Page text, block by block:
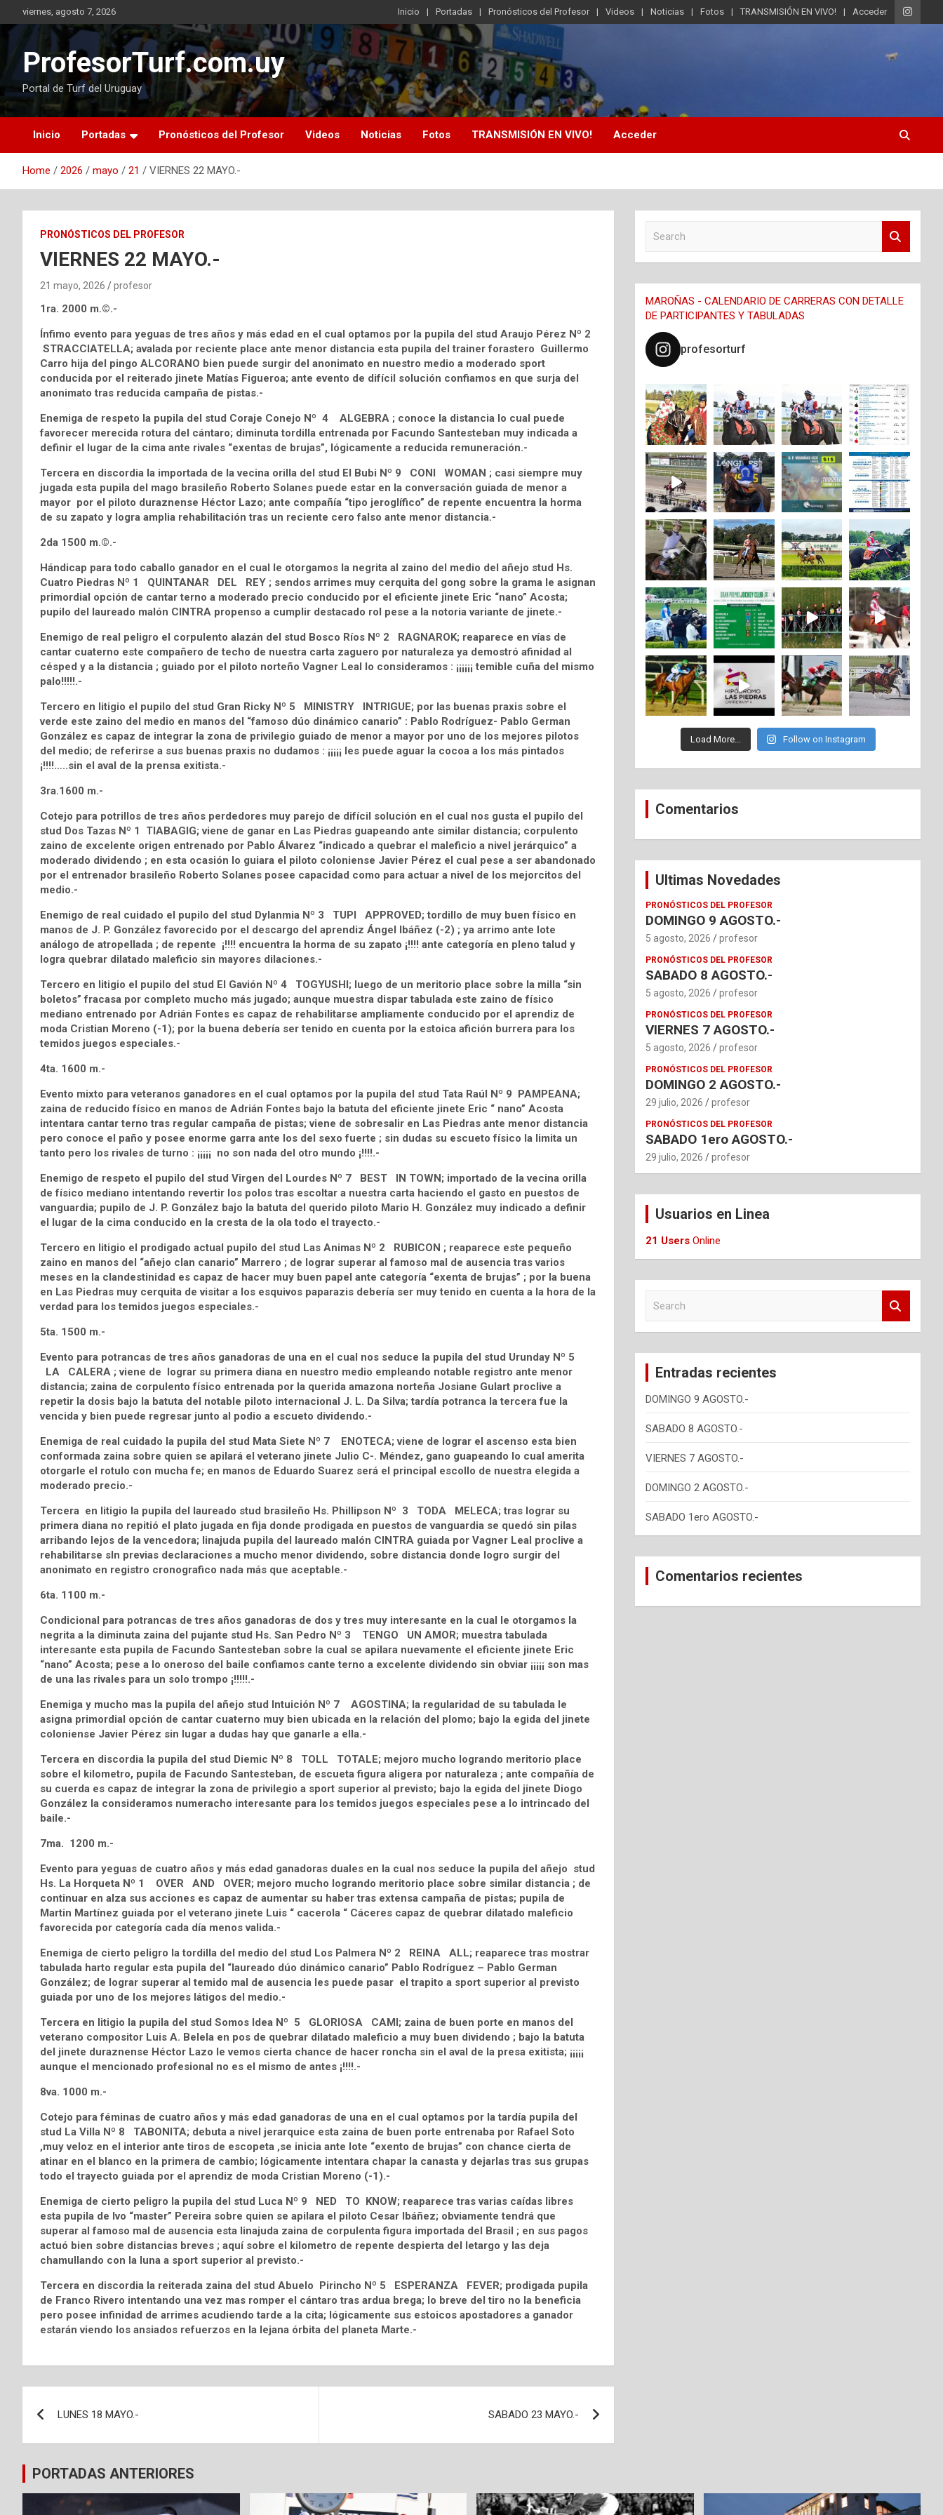
to
content
viernes, agosto 7, 2026 Inicio Portadas Pronósticos del Profesor Videos Noticias Fotos TRANSMISIÓN EN VIVO! Acceder
ProfesorTurf.com.uy
Portal de Turf del Uruguay
Inicio Portadas Pronósticos del Profesor Videos Noticias Fotos TRANSMISIÓN EN VIVO! Acceder
Home 2026 mayo 21 VIERNES 22 MAYO.-
PRONÓSTICOS DEL PROFESOR
VIERNES 22 MAYO.-
21 mayo, 2026 profesor
1ra. 2000 m.©.-
Ínfimo evento para yeguas de tres años y más edad en el cual optamos por la pupila del stud Araujo Pérez Nº 2
STRACCIATELLA; avalada por reciente place ante menor distancia esta pupila del trainer forastero Guillermo
Carro hija del pingo ALCORANO bien puede surgir del anonimato en nuestro medio a moderado sport
conducida por el reiterado jinete Matías Figueroa; ante evento de difícil solución confiamos en que surja del
anonimato tras reducida campaña de pistas.-
Enemiga de respeto la pupila del stud Coraje Conejo Nº 4 ALGEBRA ; conoce la distancia lo cual puede
favorecer merecida rotura del cántaro; diminuta tordilla entrenada por Facundo Santesteban muy indicada a
definir el lugar de la cima ante rivales “exentas de brujas”, lógicamente a reducida remuneración.-
Tercera en discordia la importada de la vecina orilla del stud El Bubi Nº 9 CONI WOMAN ; casi siempre muy
jugada esta pupila del mago brasileño Roberto Solanes puede estar en la conversación guiada de menor a
mayor por el piloto duraznense Héctor Lazo; ante compañía “tipo jeroglífico” de repente encuentra la horma
de su zapato y logra amplia rehabilitación tras un reciente cero falso ante menor distancia.-
2da 1500 m.©.-
Hándicap para todo caballo ganador en el cual le otorgamos la negrita al zaino del medio del añejo stud Hs.
Cuatro Piedras Nº 1 QUINTANAR DEL REY ; sendos arrimes muy cerquita del gong sobre la grama le asignan
primordial opción de cantar terno a moderado precio conducido por el eficiente jinete Eric “nano” Acosta;
pupilo del laureado malón CINTRA propenso a cumplir destacado rol pese a la notoria variante de jinete.-
Enemigo de real peligro el corpulento alazán del stud Bosco Ríos Nº 2 RAGNAROK; reaparece en vías de
cantar cuaterno este compañero de techo de nuestra carta zaguero por naturaleza ya demostró afinidad al
césped y a la distancia ; guiado por el piloto norteño Vagner Leal lo consideramos : ¡¡¡¡¡¡ temible cuña del mismo
palo!!!!!.-
Tercero en litigio el pupilo del stud Gran Ricky Nº 5 MINISTRY INTRIGUE; por las buenas praxis sobre el
verde este zaino del medio en manos del “famoso dúo dinámico canario” : Pablo Rodríguez- Pablo German
González es capaz de integrar la zona de privilegio guiado de menor a mayor por uno de los mejores pilotos
del medio; de referirse a sus buenas praxis no dudamos : ¡¡¡¡¡ les puede aguar la cocoa a los más pintados
¡!!!!…..sin el aval de la prensa exitista.-
3ra.1600 m.-
Cotejo para potrillos de tres años perdedores muy parejo de difícil solución en el cual nos gusta el pupilo del
stud Dos Tazas Nº 1 TIABAGIG; viene de ganar en Las Piedras guapeando ante similar distancia; corpulento
zaino de excelente origen entrenado por Pablo Álvarez “indicado a quebrar el maleficio a nivel jerárquico” a
moderado dividendo ; en esta ocasión lo guiara el piloto coloniense Javier Pérez el cual pese a ser abandonado
por el entrenador brasileño Roberto Solanes posee capacidad como para actuar a nivel de los mejorcitos del
medio.-
Enemigo de real cuidado el pupilo del stud Dylanmia Nº 3 TUPI APPROVED; tordillo de muy buen físico en
manos de J. P. González favorecido por el descargo del aprendiz Ángel Ibáñez (-2) ; ya arrimo ante lote
análogo de atropellada ; de repente ¡!!!! encuentra la horma de su zapato ¡!!!! ante categoría en pleno talud y
logra quebrar dilatado maleficio sin mayores dilaciones.-
Tercero en litigio el pupilo del stud El Gavión Nº 4 TOGYUSHI; luego de un meritorio place sobre la milla “sin
boletos” fracasa por completo mucho más jugado; aunque muestra dispar tabulada este zaino de físico
mediano entrenado por Adrián Fontes es capaz de rehabilitarse ampliamente conducido por el aprendiz de
moda Cristian Moreno (-1); por la buena debería ser tenido en cuenta por la estoica afición burrera para los
temidos juegos especiales.-
4ta. 1600 m.-
Evento mixto para veteranos ganadores en el cual optamos por la pupila del stud Tata Raúl Nº 9 PAMPEANA;
zaina de reducido físico en manos de Adrián Fontes bajo la batuta del eficiente jinete Eric “ nano” Acosta
intentara cantar terno tras regular campaña de pistas; viene de sobresalir en Las Piedras ante menor distancia
pero conoce el paño y posee enorme garra ante los del sexo fuerte ; sin dudas su escueto físico la limita un
tanto pero los rivales de turno : ¡¡¡¡¡ no son nada del otro mundo ¡!!!!.-
Enemigo de respeto el pupilo del stud Virgen del Lourdes Nº 7 BEST IN TOWN; importado de la vecina orilla
de físico mediano intentando revertir los polos tras escoltar a nuestra carta haciendo el gasto en puestos de
vanguardia; pupilo de J. P. González bajo la batuta del querido piloto Mario H. González muy indicado a definir
el lugar de la cima conducido en la cresta de la ola todo el trayecto.-
Tercero en litigio el prodigado actual pupilo del stud Las Animas Nº 2 RUBICON ; reaparece este pequeño
zaino en manos del “añejo clan canario” Marrero ; de lograr superar al famoso mal de ausencia tras varios
meses en la clandestinidad es capaz de hacer muy buen papel ante categoría “exenta de brujas” ; por la buena
en Las Piedras muy cerquita de visitar a los esquivos paparazis debería ser muy tenido en cuenta a la hora de la
verdad para los temidos juegos especiales.-
5ta. 1500 m.-
Evento para potrancas de tres años ganadoras de una en el cual nos seduce la pupila del stud Urunday Nº 5
LA CALERA ; viene de lograr su primera diana en nuestro medio empleando notable registro ante menor
distancia; zaina de corpulento físico entrenada por la querida amazona norteña Josiane Gulart proclive a
repetir la dosis bajo la batuta del notable piloto internacional J. L. Da Silva; tardía potranca la tercera fue la
vencida y bien puede regresar junto al podio a escueto dividendo.-
Enemiga de real cuidado la pupila del stud Mata Siete Nº 7 ENOTECA; viene de lograr el ascenso esta bien
conformada zaina sobre quien se apilará el veterano jinete Julio C-. Méndez, gano guapeando lo cual amerita
otorgarle el rotulo con mucha fe; en manos de Eduardo Suarez será el principal escollo de nuestra elegida a
moderado precio.-
Tercera en litigio la pupila del laureado stud brasileño Hs. Phillipson Nº 3 TODA MELECA; tras lograr su
primera diana no repitió el plato jugada en fija donde prodigada en puestos de vanguardia se quedó sin pilas
arribando lejos de la vencedora; linajuda pupila del laureado malón CINTRA guiada por Vagner Leal proclive a
rehabilitarse sIn previas declaraciones a mucho menor dividendo, sobre distancia donde logro surgir del
anonimato en registro cronografico nada más que aceptable.-
6ta. 1100 m.-
Condicional para potrancas de tres años ganadoras de dos y tres muy interesante en la cual le otorgamos la
negrita a la diminuta zaina del pujante stud Hs. San Pedro Nº 3 TENGO UN AMOR; muestra tabulada
interesante esta pupila de Facundo Santesteban sobre la cual se apilara nuevamente el eficiente jinete Eric
“nano” Acosta; pese a lo oneroso del baile confiamos cante terno a excelente dividendo sin obviar ¡¡¡¡¡ son mas
de una las rivales para un solo trompo ¡!!!!!.-
Enemiga y mucho mas la pupila del añejo stud Intuición Nº 7 AGOSTINA; la regularidad de su tabulada le
asigna primordial opción de cantar cuaterno muy bien ubicada en la relación del plomo; bajo la egida del jinete
coloniense Javier Pérez sin lugar a dudas hay que ganarle a ella.-
Tercera en discordia la pupila del stud Diemic Nº 8 TOLL TOTALE; mejoro mucho logrando meritorio place
sobre el kilometro, pupila de Facundo Santesteban, de escueta figura aligera por naturaleza ; ante compañía de
su cuerda es capaz de integrar la zona de privilegio a sport superior al previsto; bajo la egida del jinete Diogo
González la consideramos numeracho interesante para los temidos juegos especiales pese a lo intrincado del
baile.-
7ma. 1200 m.-
Evento para yeguas de cuatro años y más edad ganadoras duales en la cual nos seduce la pupila del añejo stud
Hs. La Horqueta Nº 1 OVER AND OVER; mejoro mucho logrando meritorio place sobre similar distancia ; de
continuar en alza sus acciones es capaz de aumentar su haber tras extensa campaña de pistas; pupila de
Martin Martínez guiada por el veterano jinete Luis “ cacerola “ Cáceres capaz de quebrar dilatado maleficio
favorecida por categoría cada día menos valida.-
Enemiga de cierto peligro la tordilla del medio del stud Los Palmera Nº 2 REINA ALL; reaparece tras mostrar
tabulada harto regular esta pupila del “laureado dúo dinámico canario” Pablo Rodríguez – Pablo German
González; de lograr superar al temido mal de ausencia les puede pasar el trapito a sport superior al previsto
guiada por uno de los mejores látigos del medio.-
Tercera en litigio la pupila del stud Somos Idea Nº 5 GLORIOSA CAMI; zaina de buen porte en manos del
veterano compositor Luis A. Belela en pos de quebrar dilatado maleficio a muy buen dividendo ; bajo la batuta
del jinete duraznense Héctor Lazo le vemos cierta chance de hacer roncha sin el aval de la presa exitista; ¡¡¡¡¡
aunque el mencionado profesional no es el mismo de antes ¡!!!!.-
8va. 1000 m.-
Cotejo para féminas de cuatro años y más edad ganadoras de una en el cual optamos por la tardía pupila del
stud La Villa Nº 8 TABONITA; debuta a nivel jerarquice esta zaina de buen porte entrenaba por Rafael Soto
,muy veloz en el interior ante tiros de escopeta ,se inicia ante lote “exento de brujas” con chance cierta de
atinar en el blanco en la primera de cambio; lógicamente intentara chapar la canasta y dejarlas tras sus grupas
todo el trayecto guiada por el aprendiz de moda Cristian Moreno (-1).-
Enemiga de cierto peligro la pupila del stud Luca Nº 9 NED TO KNOW; reaparece tras varias caídas libres
esta pupila de Ivo “master” Pereira sobre quien se apilara el piloto Cesar Ibáñez; obviamente tendrá que
superar al famoso mal de ausencia esta linajuda zaina de corpulenta figura importada del Brasil ; en sus pagos
actuó bien sobre distancias breves ; aquí sobre el kilometro de repente despierta del letargo y las deja
chamullando con la luna a sport superior al previsto.-
Tercera en discordia la reiterada zaina del stud Abuelo Pirincho Nº 5 ESPERANZA FEVER; prodigada pupila
de Franco Rivero intentando una vez mas romper el cántaro tras ardua brega; lo breve del tiro no la beneficia
pero posee infinidad de arrimes acudiendo tarde a la cita; lógicamente sus estoicos apostadores a ganador
estarán viendo los ansiados refuerzos en la lejana órbita del planeta Marte.-
de
entradas
LUNES 18 MAYO.- SABADO 23 MAYO.-
c
h
MAROÑAS - CALENDARIO DE CARRERAS CON DETALLE
DE PARTICIPANTES Y TABULADAS
profesorturf
Load More... Follow on Instagram
Comentarios
Ultimas Novedades
PRONÓSTICOS DEL PROFESOR
DOMINGO 9 AGOSTO.-
5 agosto, 2026 profesor
PRONÓSTICOS DEL PROFESOR
SABADO 8 AGOSTO.-
5 agosto, 2026 profesor
PRONÓSTICOS DEL PROFESOR
VIERNES 7 AGOSTO.-
5 agosto, 2026 profesor
PRONÓSTICOS DEL PROFESOR
DOMINGO 2 AGOSTO.-
29 julio, 2026 profesor
PRONÓSTICOS DEL PROFESOR
SABADO 1ero AGOSTO.-
29 julio, 2026 profesor
Usuarios en Linea
21 Users Online
c
Entradas recientes
DOMINGO 9 AGOSTO.-
SABADO 8 AGOSTO.-
VIERNES 7 AGOSTO.-
DOMINGO 2 AGOSTO.-
SABADO 1ero AGOSTO.-
Comentarios recientes
PORTADAS ANTERIORES